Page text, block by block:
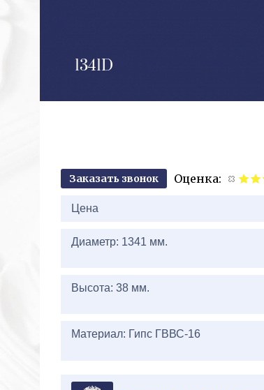
1341D
Заказать звонок
Оценка:
Цена
Диаметр: 1341 мм.
Высота: 38 мм.
Материал: Гипс ГВВС-16